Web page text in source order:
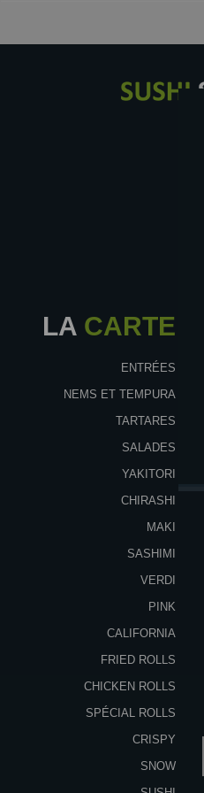
LA CARTE
ENTRÉES
NEMS ET TEMPURA
TARTARES
SALADES
YAKITORI
CHIRASHI
MAKI
SASHIMI
VERDI
PINK
CALIFORNIA
FRIED ROLLS
CHICKEN ROLLS
SPÉCIAL ROLLS
CRISPY
SNOW